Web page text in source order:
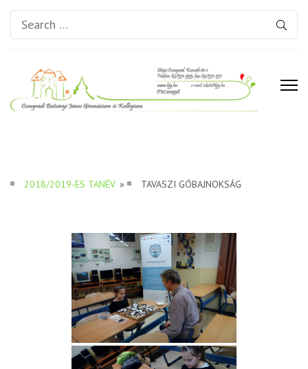
Search
for:
2018/2019-ES TANÉV » TAVASZI GÓBAJNOKSÁG